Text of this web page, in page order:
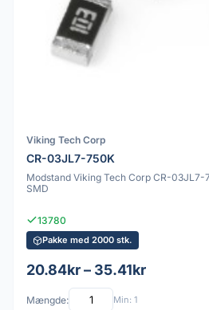
Viking Tech Corp
CR-03JL7-750K
Modstand Viking Tech Corp CR-03JL7-
SMD
13780
Pakke med 2000 stk.
20.84kr – 35.41kr
Mængde: Min: 1